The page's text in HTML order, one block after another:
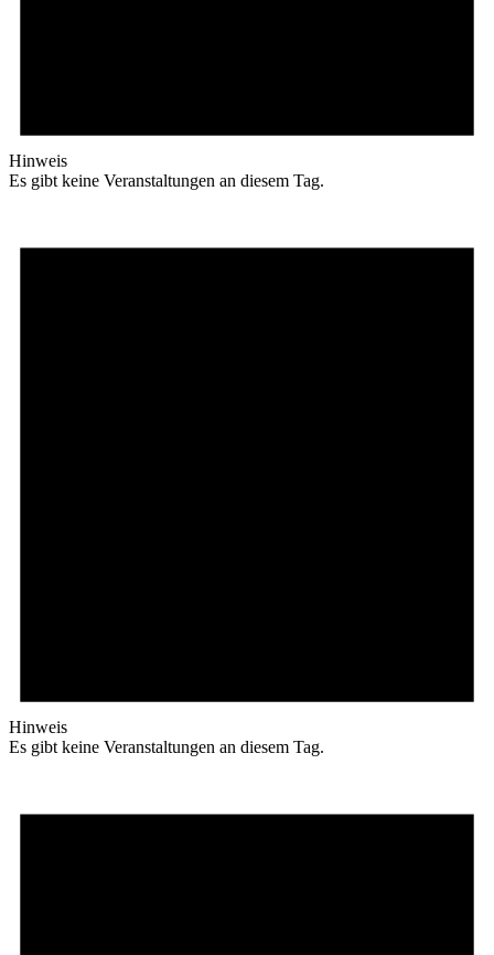
Hinweis
Es gibt keine Veranstaltungen an diesem Tag.
Hinweis
Es gibt keine Veranstaltungen an diesem Tag.